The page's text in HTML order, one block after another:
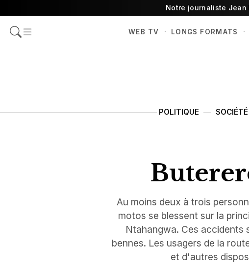
Notre journaliste Jean
WEB TV · LONGS FORMATS ·
POLITIQUE SOCIÉTÉ
Au moins deux à trois
motos se blessent sur la
Ntahangwa. Ces accidents
bennes. Les usagers de la
et d'autres